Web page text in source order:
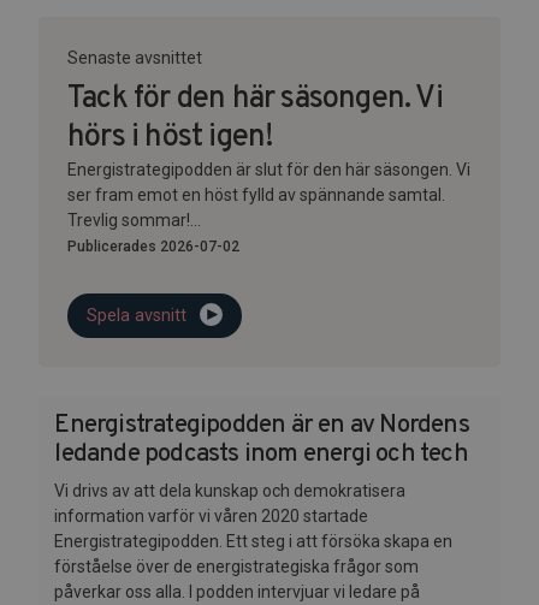
Senaste avsnittet
Tack för den här säsongen. Vi
hörs i höst igen!
Energistrategipodden är slut för den här säsongen. Vi
ser fram emot en höst fylld av spännande samtal.
Trevlig sommar!...
Publicerades 2026-07-02
Spela avsnitt
Energistrategipodden är en av Nordens
ledande podcasts inom energi och tech
Vi drivs av att dela kunskap och demokratisera
information varför vi våren 2020 startade
Energistrategipodden. Ett steg i att försöka skapa en
förståelse över de energistrategiska frågor som
påverkar oss alla. I podden intervjuar vi ledare på